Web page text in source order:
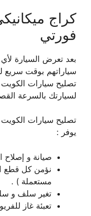
كراج
فورتي
بعد تعرض السيارة
سياراتهم بوقت سريع
تصليح سيارات
لسيارتك بالسرعة
تصليح سيارات
يوفر :
صيانة و
نؤمن كل قطع
مستعملة ) .
تغير سلف و
تعبئة غاز